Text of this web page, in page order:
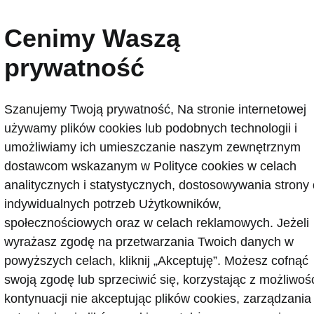
akumulatora
85x
m
szybka stacja
(DC)165 kW
więcej
PUBLICZNY
5h
Publiczna stacja
(AC)11 kW
Przeczytaj więcej
Cenimy Waszą
prywatność
Szanujemy Twoją prywatność, Na stronie internetowej
używamy plików cookies lub podobnych technologii i
umożliwiamy ich umieszczanie naszym zewnętrznym
dostawcom wskazanym w Polityce cookies w celach
analitycznych i statystycznych, dostosowywania strony
indywidualnych potrzeb Użytkowników,
społecznościowych oraz w celach reklamowych. Jeżeli
wyrażasz zgodę na przetwarzania Twoich danych w
powyższych celach, kliknij „Akceptuję”. Możesz cofnąć
swoją zgodę lub sprzeciwić się, korzystając z
kontynuacji nie akceptując plików cookies, zarządzania